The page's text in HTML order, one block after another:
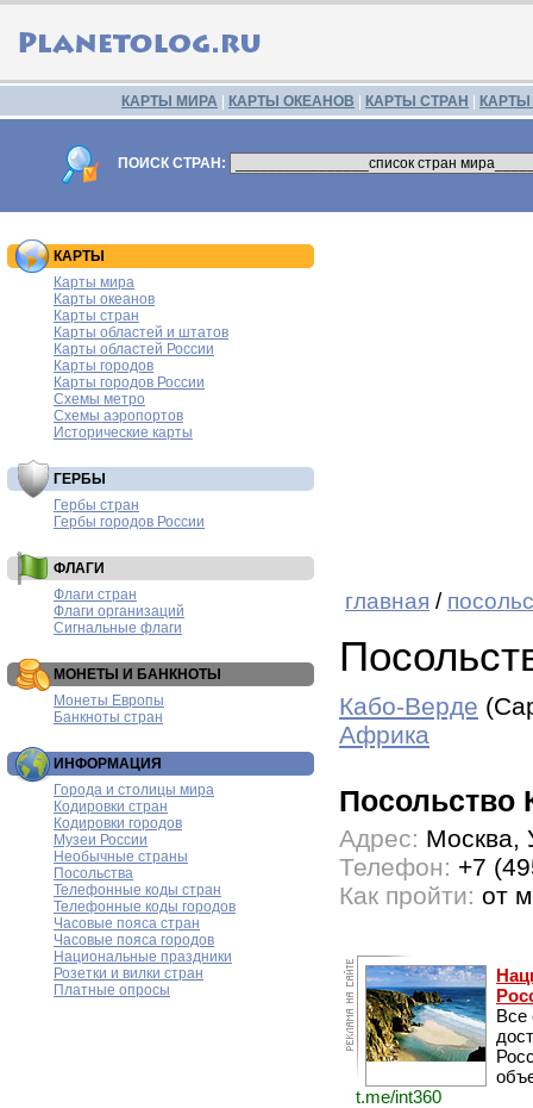
КАРТЫ МИРА КАРТЫ ОКЕАНОВ КАРТЫ СТРАН
ПОИСК СТРАН:
КАРТЫ
Карты мира
Карты океанов
Карты стран
Карты областей и штатов
Карты областей России
Карты городов
Карты городов России
Схемы метро
Схемы аэропортов
Исторические карты
ГЕРБЫ
Гербы стран
Гербы городов России
ФЛАГИ
Флаги стран
Флаги организаций
Сигнальные флаги
МОНЕТЫ И БАНКНОТЫ
Монеты Европы
Банкноты стран
ИНФОРМАЦИЯ
Города и столицы мира
Кодировки стран
Кодировки городов
Музеи России
Необычные страны
Посольства
Телефонные коды стран
Телефонные коды городов
Часовые пояса стран
Часовые пояса городов
Национальные праздники
Розетки и вилки стран
Платные опросы
главная /
Кабо-Верде
Африка
Посольство
Адрес: Москва,
Телефон: +7
Как пройти: от
Все
t.me/int360